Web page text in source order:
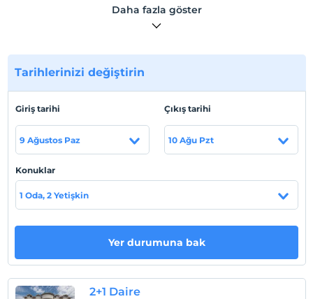
etkilenmezsiniz, adeta izole bir yerdedir. Yatak odalarımız
2 kişinin çok rahat kalabileceği şekilde dizayn edilmiştir.
mevcuttur.
Mutfağımızdaki tezgah yeterli uzunlukta olduğundan
içeceklerinizi yudumlayabilirsiniz. Bahçemizde size ait
limon ağaçları mevcuttur. Çekinmeden koparabilirsiniz.
Tesis lokasyon bilgileri
Market, restoran gibi mekanlar yürüme mesafesindedir.
Barlar Caddesi 2 alt sokaktadır. Minibüs ve otobüslerin
hattına mesafemiz 1 dakikadır.
Daha fazla göster
Tarihlerinizi değiştirin
Giriş tarihi
9 Ağustos Paz
Çıkış tarihi
10 Ağu Pzt
Konuklar
1 Oda, 2 Yetişkin
Yer durumuna bak
2+1 Daire